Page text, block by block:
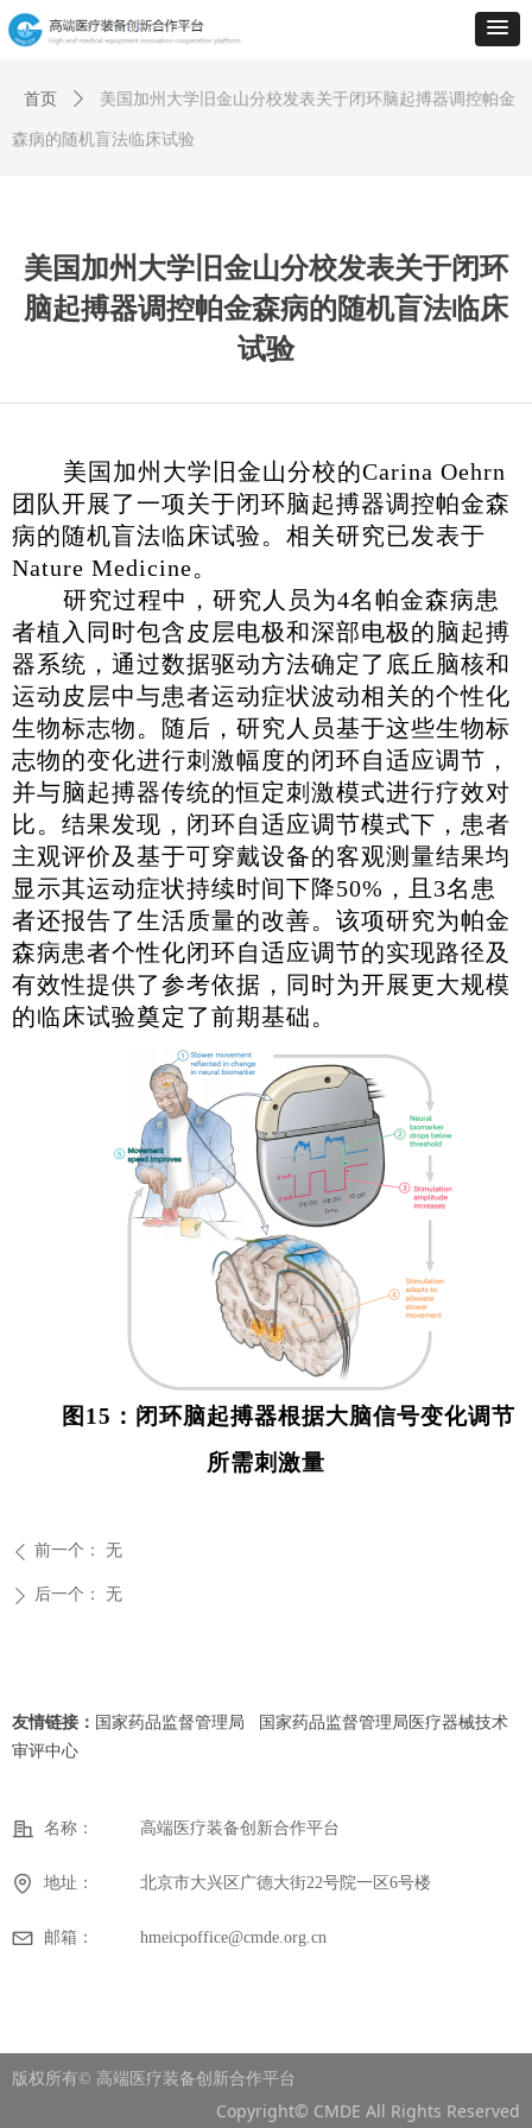
美国加州大学旧金山分校发表关于闭环
脑起搏器调控帕金森病的随机盲法临床
试验
美国加州大学旧金山分校的Carina Oehrn
团队开展了一项关于闭环脑起搏器调控帕金森
病的随机盲法临床试验。相关研究已发表于
Nature Medicine。
研究过程中，研究人员为4名帕金森病患
者植入同时包含皮层电极和深部电极的脑起搏
器系统，通过数据驱动方法确定了底丘脑核和
运动皮层中与患者运动症状波动相关的个性化
生物标志物。随后，研究人员基于这些生物标
志物的变化进行刺激幅度的闭环自适应调节，
并与脑起搏器传统的恒定刺激模式进行疗效对
比。结果发现，闭环自适应调节模式下，患者
主观评价及基于可穿戴设备的客观测量结果均
显示其运动症状持续时间下降50%，且3名患
者还报告了生活质量的改善。该项研究为帕金
森病患者个性化闭环自适应调节的实现路径及
有效性提供了参考依据，同时为开展更大规模
的临床试验奠定了前期基础。
图 15 ：闭环脑起搏器根据大脑信号变化调节
所需刺激量
ꄴ 前一个： 无
ꄲ 后一个： 无
首页 ꄲ 美国加州大学旧金山分校发表关于闭环脑起搏器调控帕金
森病的随机盲法临床试验
名称： 高端医疗装备创新合作平台
地址： 北京市大兴区广德大街22号院一区6号楼
邮箱： hmeicpoffice@cmde.org.cn
友情链接： 国家药品监督管理局
国家药品监督管理局医疗器械技术
审评中心
版权所有© 高端医疗装备创新合作平台
Copyright© CMDE All Rights Reserved